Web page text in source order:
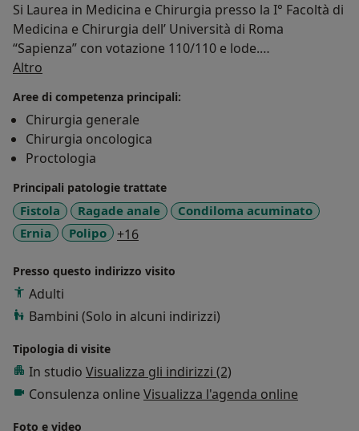
Si Laurea in Medicina e Chirurgia presso la I° Facoltà di
Medicina e Chirurgia dell’ Università di Roma
“Sapienza” con votazione 110/110 e lode.
Si Abilita alla Professione nel 2004 e nel 2007 ottiene
presso il distretto Loire Atlantique, Nantes.
Ottiene nel 2010 il Diploma di Specializzazione in
Chirurgia Generale - presso la II Facoltà di Medicina e
Chirurgia dell’ Università di Roma “Sapienza” con
votazione 70/70 e Lode
Nel 2013 consegue il Dottorato di Ricerca in oncologia
Ricerca in: “Oncologia Digestiva” come Ricercatore
presso l'Università "Sapienza" di Roma.
Nazionale alle funzioni di Professore Universitario di II
fascia per il settore concorsuale 06/C1 – CHIRURGIA
GENERALE.
Altro
Aree di competenza principali:
Chirurgia generale
Chirurgia oncologica
Proctologia
Principali patologie trattate
Fistola Ragade anale
Condiloma acuminato
Ernia
Polipo +16a11y_sr_more_diseases
Presso questo indirizzo visito
Adulti
Bambini (Solo in alcuni indirizzi)
Tipologia di visite
In studio Visualizza gli indirizzi (2)
Consulenza online Visualizza l'agenda online
Foto e video